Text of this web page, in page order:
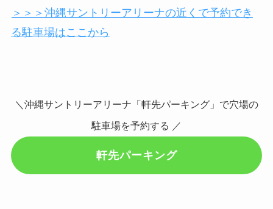
＞＞＞沖縄サントリーアリーナの近くで予約でき
る駐車場はここから
＼沖縄サントリーアリーナ「軒先パーキング」で穴場の
駐車場を予約する ／
軒先パーキング